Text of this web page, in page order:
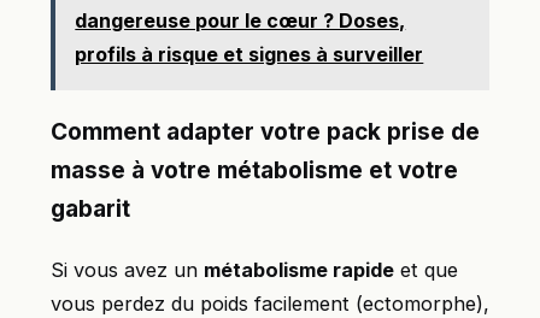
dangereuse pour le cœur ? Doses,
profils à risque et signes à surveiller
Comment adapter votre pack prise de
masse à votre métabolisme et votre
gabarit
Si vous avez un métabolisme rapide et que
vous perdez du poids facilement (ectomorphe),